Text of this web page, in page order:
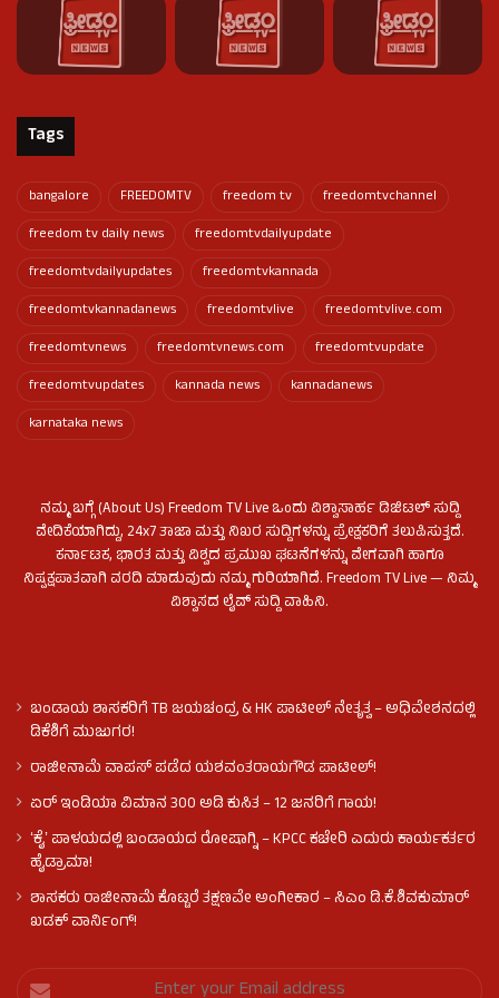
Tags
bangalore FREEDOMTV freedom tv
freedomtvchannel
freedom tv daily news
freedomtvdailyupdate
freedomtvdailyupdates
freedomtvkannada
freedomtvkannadanews
freedomtvlive
freedomtvlive.com
freedomtvnews
freedomtvnews.com
freedomtvupdate
freedomtvupdates
kannada news
kannadanews
karnataka news
ನಮ್ಮ ಬಗ್ಗೆ (About Us) Freedom TV Live ಒಂದು ವಿಶ್ವಾಸಾರ್ಹ ಡಿಜಿಟಲ್ ಸುದ್ದಿ
ವೇದಿಕೆಯಾಗಿದ್ದು, 24x7 ತಾಜಾ ಮತ್ತು ನಿಖರ ಸುದ್ದಿಗಳನ್ನು ಪ್ರೇಕ್ಷಕರಿಗೆ ತಲುಪಿಸುತ್ತದೆ.
ಕರ್ನಾಟಕ, ಭಾರತ ಮತ್ತು ವಿಶ್ವದ ಪ್ರಮುಖ ಘಟನೆಗಳನ್ನು ವೇಗವಾಗಿ ಹಾಗೂ
ನಿಷ್ಪಕ್ಷಪಾತವಾಗಿ ವರದಿ ಮಾಡುವುದು ನಮ್ಮ ಗುರಿಯಾಗಿದೆ. Freedom TV Live — ನಿಮ್ಮ
ವಿಶ್ವಾಸದ ಲೈವ್ ಸುದ್ದಿ ವಾಹಿನಿ.
ಬಂಡಾಯ ಶಾಸಕರಿಗೆ TB ಜಯಚಂದ್ರ & HK ಪಾಟೀಲ್ ನೇತೃತ್ವ – ಅಧಿವೇಶನದಲ್ಲಿ
ಡಿಕೆಶಿಗೆ ಮುಜುಗರ!
ರಾಜೀನಾಮೆ ವಾಪಸ್ ಪಡೆದ ಯಶವಂತರಾಯಗೌಡ ಪಾಟೀಲ್‌!
ಏರ್ ಇಂಡಿಯಾ ವಿಮಾನ 300 ಅಡಿ ಕುಸಿತ – 12 ಜನರಿಗೆ ಗಾಯ!
ʻಕೈʼ​ ಪಾಳಯದಲ್ಲಿ ಬಂಡಾಯದ ರೋಷಾಗ್ನಿ – KPCC ಕಚೇರಿ ಎದುರು ಕಾರ್ಯಕರ್ತರ
ಹೈಡ್ರಾಮಾ!
ಶಾಸಕರು ರಾಜೀನಾಮೆ ಕೊಟ್ಟರೆ ತಕ್ಷಣವೇ ಅಂಗೀಕಾರ – ಸಿಎಂ ಡಿ.ಕೆ.ಶಿವಕುಮಾರ್
ಖಡಕ್ ವಾರ್ನಿಂಗ್!